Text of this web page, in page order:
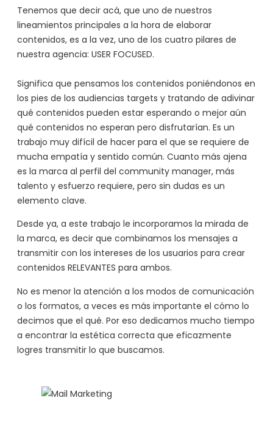
Tenemos que decir acá, que uno de nuestros
lineamientos principales a la hora de elaborar
contenidos, es a la vez, uno de los cuatro pilares de
nuestra agencia: USER FOCUSED.
Significa que pensamos los contenidos poniéndonos en
los pies de los audiencias targets y tratando de adivinar
qué contenidos pueden estar esperando o mejor aún
qué contenidos no esperan pero disfrutarían. Es un
trabajo muy difícil de hacer para el que se requiere de
mucha empatía y sentido común. Cuanto más ajena
es la marca al perfil del community manager, más
talento y esfuerzo requiere, pero sin dudas es un
elemento clave.
Desde ya, a este trabajo le incorporamos la mirada de
la marca, es decir que combinamos los mensajes a
transmitir con los intereses de los usuarios para crear
contenidos RELEVANTES para ambos.
No es menor la atención a los modos de comunicación
o los formatos, a veces es más importante el cómo lo
decimos que el qué. Por eso dedicamos mucho tiempo
a encontrar la estética correcta que eficazmente
logres transmitir lo que buscamos.